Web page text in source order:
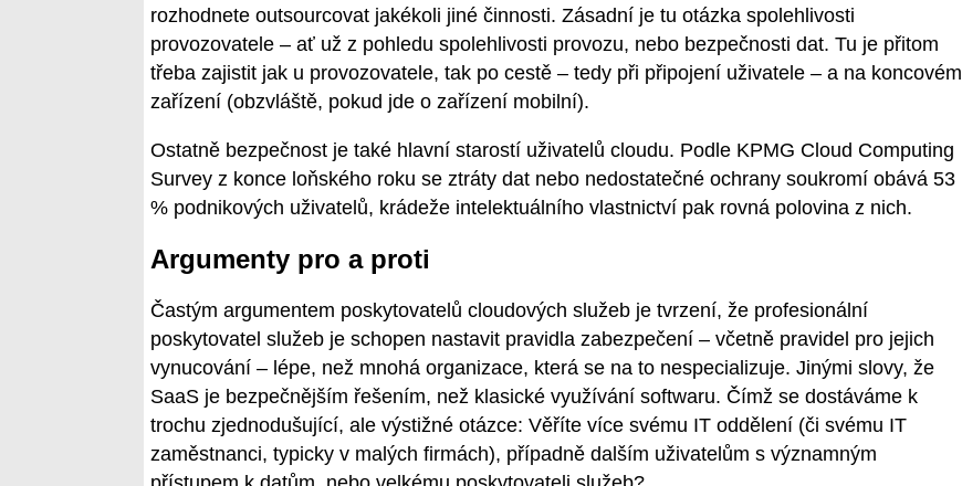
rozhodnete outsourcovat jakékoli jiné činnosti. Zásadní je tu otázka spolehlivosti
provozovatele – ať už z pohledu spolehlivosti provozu, nebo bezpečnosti dat. Tu je přitom
třeba zajistit jak u provozovatele, tak po cestě – tedy při připojení uživatele – a na koncovém
zařízení (obzvláště, pokud jde o zařízení mobilní).
Ostatně bezpečnost je také hlavní starostí uživatelů cloudu. Podle KPMG Cloud Computing
Survey z konce loňského roku se ztráty dat nebo nedostatečné ochrany soukromí obává 53
% podnikových uživatelů, krádeže intelektuálního vlastnictví pak rovná polovina z nich.
Argumenty pro a proti
Častým argumentem poskytovatelů cloudových služeb je tvrzení, že profesionální
poskytovatel služeb je schopen nastavit pravidla zabezpečení – včetně pravidel pro jejich
vynucování – lépe, než mnohá organizace, která se na to nespecializuje. Jinými slovy, že
SaaS je bezpečnějším řešením, než klasické využívání softwaru. Čímž se dostáváme k
trochu zjednodušující, ale výstižné otázce: Věříte více svému IT oddělení (či svému IT
zaměstnanci, typicky v malých firmách), případně dalším uživatelům s významným